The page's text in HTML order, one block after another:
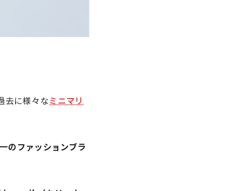
去に様々なミニマリ
のファッションブラ